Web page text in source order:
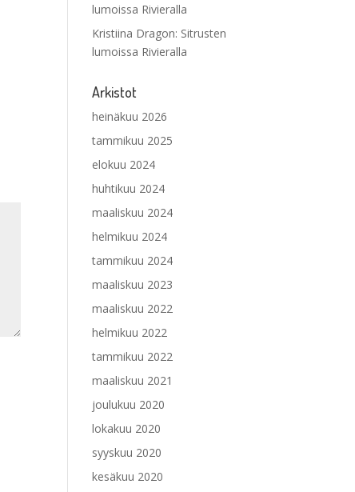
lumoissa Rivieralla
Kristiina Dragon: Sitrusten
lumoissa Rivieralla
Arkistot
heinäkuu 2026
tammikuu 2025
elokuu 2024
huhtikuu 2024
maaliskuu 2024
helmikuu 2024
tammikuu 2024
maaliskuu 2023
maaliskuu 2022
helmikuu 2022
tammikuu 2022
maaliskuu 2021
joulukuu 2020
lokakuu 2020
syyskuu 2020
kesäkuu 2020